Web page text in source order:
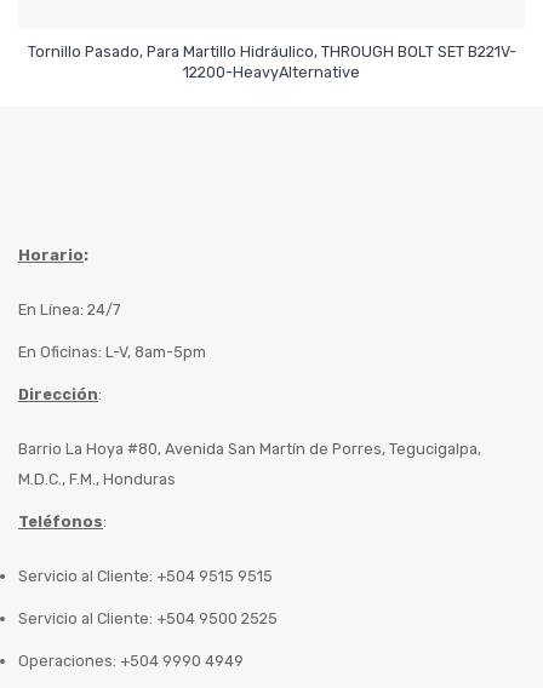
Tornillo Pasado, Para Martillo Hidráulico, THROUGH BOLT SET B221V-
12200-HeavyAlternative
Leer Más
Horario:
En Línea: 24/7
En Oficinas: L-V, 8am-5pm
Dirección:
Barrio La Hoya #80, Avenida San Martín de Porres, Tegucigalpa,
M.D.C., F.M., Honduras
Teléfonos:
Servicio al Cliente: +504 9515 9515
Servicio al Cliente: +504 9500 2525
Operaciones: +504 9990 4949